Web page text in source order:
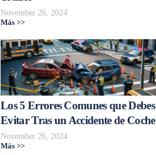
November 26, 2024
Más >>
Los 5 Errores Comunes que Debes
Evitar Tras un Accidente de Coche
November 26, 2024
Más >>